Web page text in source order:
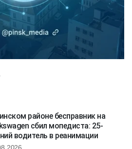
районе бесправник на
сбил мопедиста: 25-
водитель в реанимации